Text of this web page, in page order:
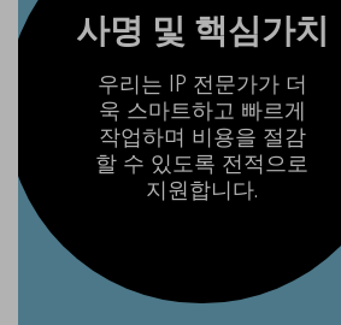
사명 및 핵심가치
우리는 IP 전문가가 더
욱 스마트하고 빠르게
작업하며 비용을 절감
할 수 있도록 전적으로
지원합니다.